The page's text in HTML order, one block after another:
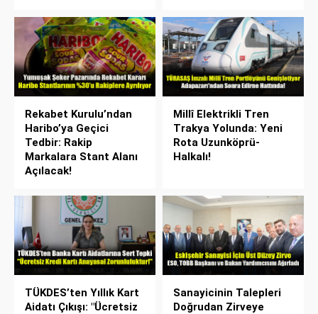
Rekabet Kurulu’ndan
Haribo’ya Geçici
Tedbir: Rakip
Markalara Stant Alanı
Açılacak!
Millî Elektrikli Tren
Trakya Yolunda: Yeni
Rota Uzunköprü-
Halkalı!
TÜKDES’ten Yıllık Kart
Aidatı Çıkışı: "Ücretsiz
Sanayicinin Talepleri
Doğrudan Zirveye